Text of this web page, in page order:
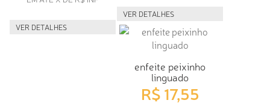
VER DETALHES
VER DETALHES
enfeite peixinho
linguado
R$ 17,55